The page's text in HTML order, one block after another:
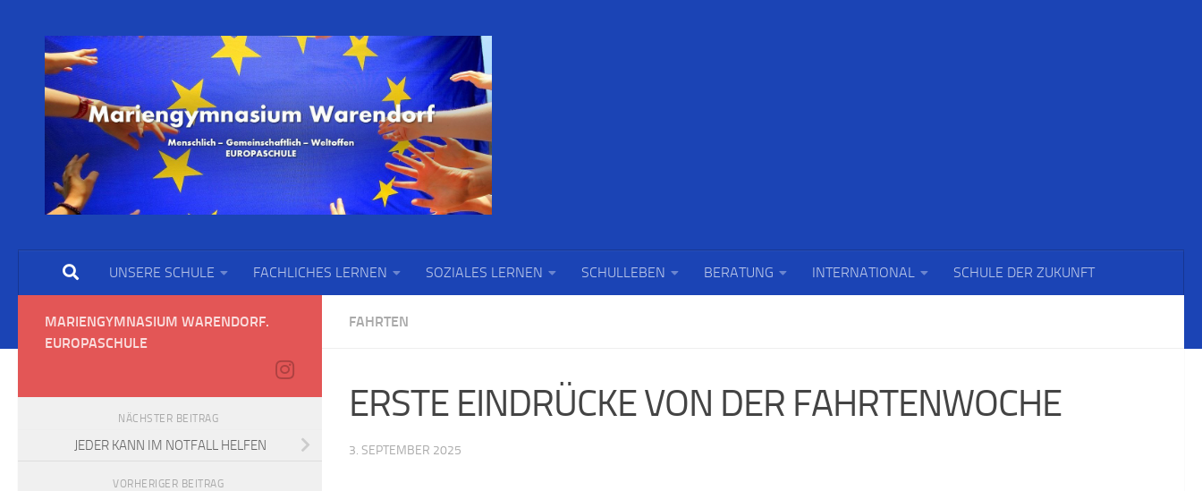
UNSERE SCHULE FACHLICHES LERNEN SOZIALES LERNEN SCHULLEBEN BERATUNG INTERNATIONAL SCHULE DER ZUKUNFT
FAHRTEN
ERSTE EINDRÜCKE VON DER FAHRTENWOCHE
3. SEPTEMBER 2025
MARIENGYMNASIUM WARENDORF.
EUROPASCHULE
NÄCHSTER BEITRAG
JEDER KANN IM NOTFALL HELFEN
VORHERIGER BEITRAG